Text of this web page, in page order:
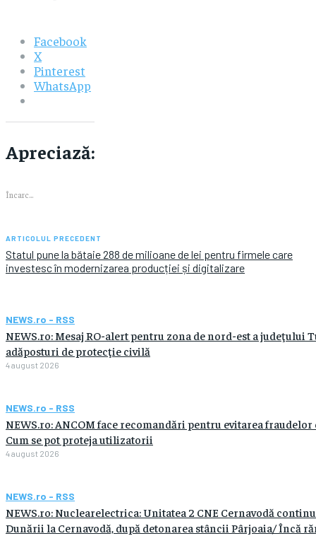
Facebook
X
Pinterest
WhatsApp
Apreciază:
Încarc...
ARTICOLUL PRECEDENT
Statul pune la bătaie 288 de milioane de lei pentru firmele care
investesc în modernizarea producției și digitalizare
NEWS.ro - RSS
NEWS.ro: Mesaj RO-alert pentru zona de nord-est a judeţului
adăposturi de protecţie civilă
4 august 2026
NEWS.ro - RSS
NEWS.ro: ANCOM face recomandări pentru evitarea
Cum se pot proteja utilizatorii
4 august 2026
NEWS.ro - RSS
NEWS.ro: Nuclearelectrica: Unitatea 2 CNE Cernavodă
Dunării la Cernavodă, după detonarea stâncii Pârjoaia/ Încă